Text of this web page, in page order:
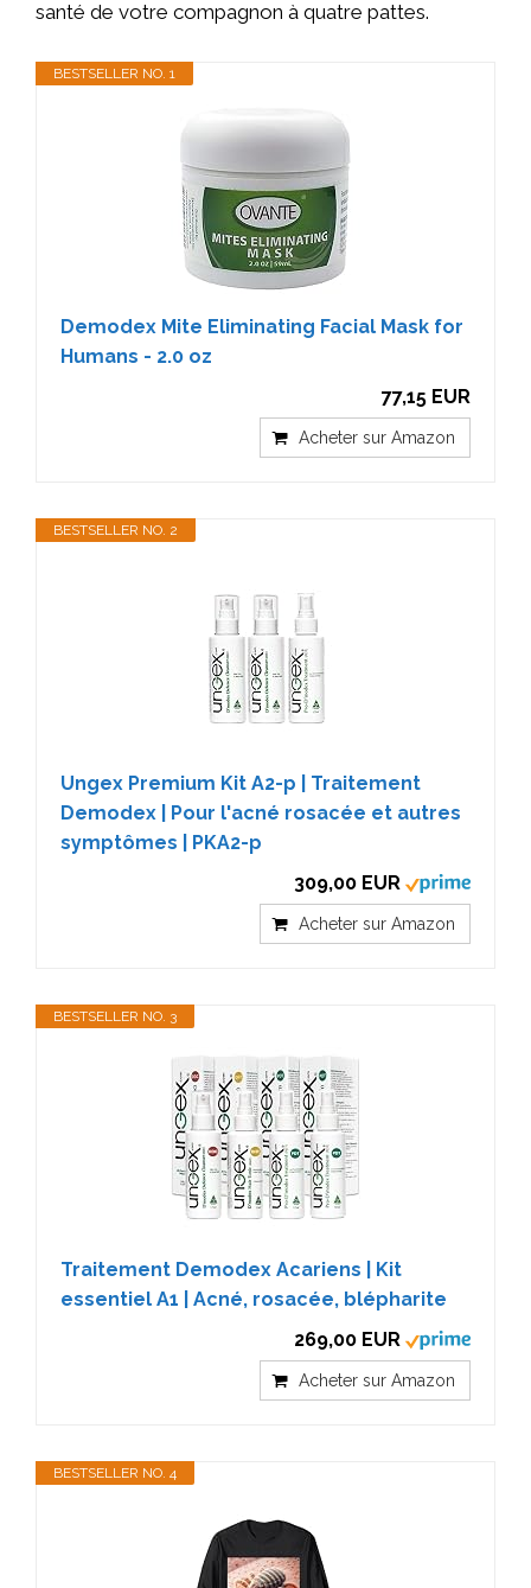
santé de votre compagnon à quatre pattes.
BESTSELLER NO. 1
Demodex Mite Eliminating Facial Mask for
Humans - 2.0 oz
77,15 EUR
Acheter sur Amazon
BESTSELLER NO. 2
Ungex Premium Kit A2-p | Traitement
Demodex | Pour l'acné rosacée et autres
symptômes | PKA2-p
309,00 EUR
Acheter sur Amazon
BESTSELLER NO. 3
Traitement Demodex Acariens | Kit
essentiel A1 | Acné, rosacée, blépharite
269,00 EUR
Acheter sur Amazon
BESTSELLER NO. 4